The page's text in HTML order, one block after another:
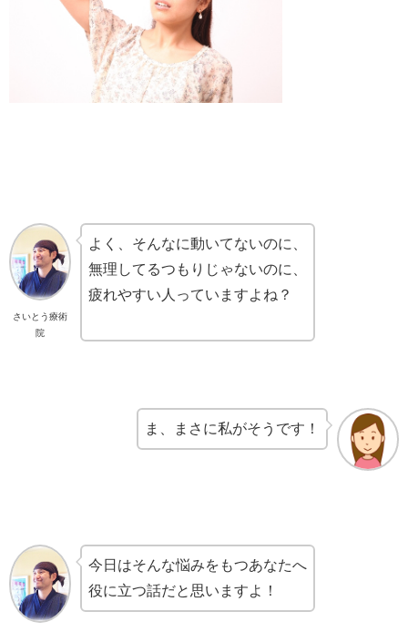
さいとう療術
院
よく、そんなに動いてないのに、
無理してるつもりじゃないのに、
疲れやすい人っていますよね？
ま、まさに私がそうです！
今日はそんな悩みをもつあなたへ
役に立つ話だと思いますよ！